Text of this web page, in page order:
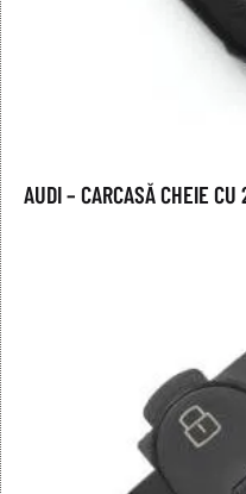
AUDI – CARCASĂ CHEIE